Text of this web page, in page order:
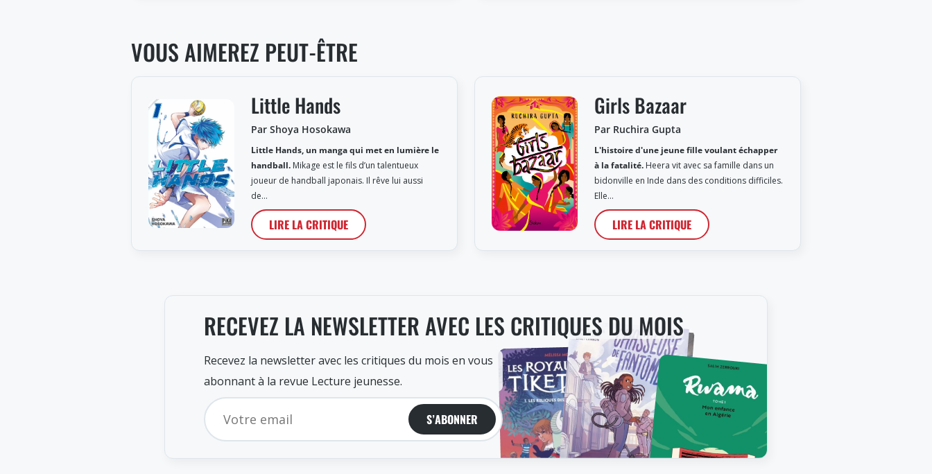
VOUS AIMEREZ PEUT-ÊTRE
Little Hands
Par Shoya Hosokawa
Little Hands, un manga qui met en lumière le
handball. Mikage est le fils d’un talentueux
joueur de handball japonais. Il rêve lui aussi
de…
LIRE LA CRITIQUE
Girls Bazaar
Par Ruchira Gupta
L'histoire d'une jeune fille voulant échapper
à la fatalité. Heera vit avec sa famille dans un
bidonville en Inde dans des conditions difficiles.
Elle…
LIRE LA CRITIQUE
RECEVEZ LA NEWSLETTER AVEC LES CRITIQUES DU MOIS
Recevez la newsletter avec les critiques du mois en vous
abonnant à la revue Lecture jeunesse.
S’ABONNER